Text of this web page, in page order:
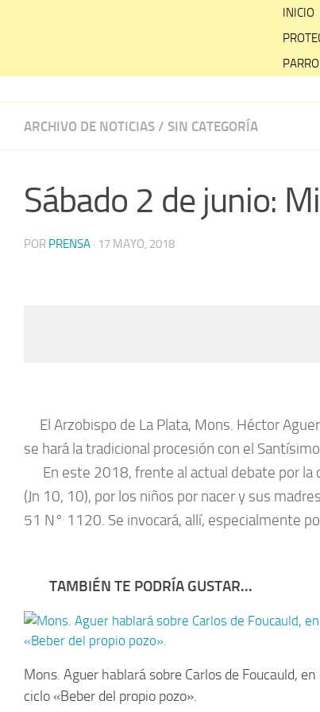
INICIO
ARCHIVO DE NOTICIAS / SIN CATEGORÍA
Sábado 2 de junio:
POR PRENSA · 17 MAYO, 2018
El Arzobispo de La Plata, Mons. Héctor
se hará la tradicional procesión con el
En este 2018, frente al actual debate por la
(Jn 10, 10), por los niños por nacer y sus
51 N° 1120. Se invocará, allí, especialmente
TAMBIÉN TE PODRÍA GUSTAR...
Mons. Aguer hablará sobre Carlos de Foucauld, en
ciclo «Beber del propio pozo».